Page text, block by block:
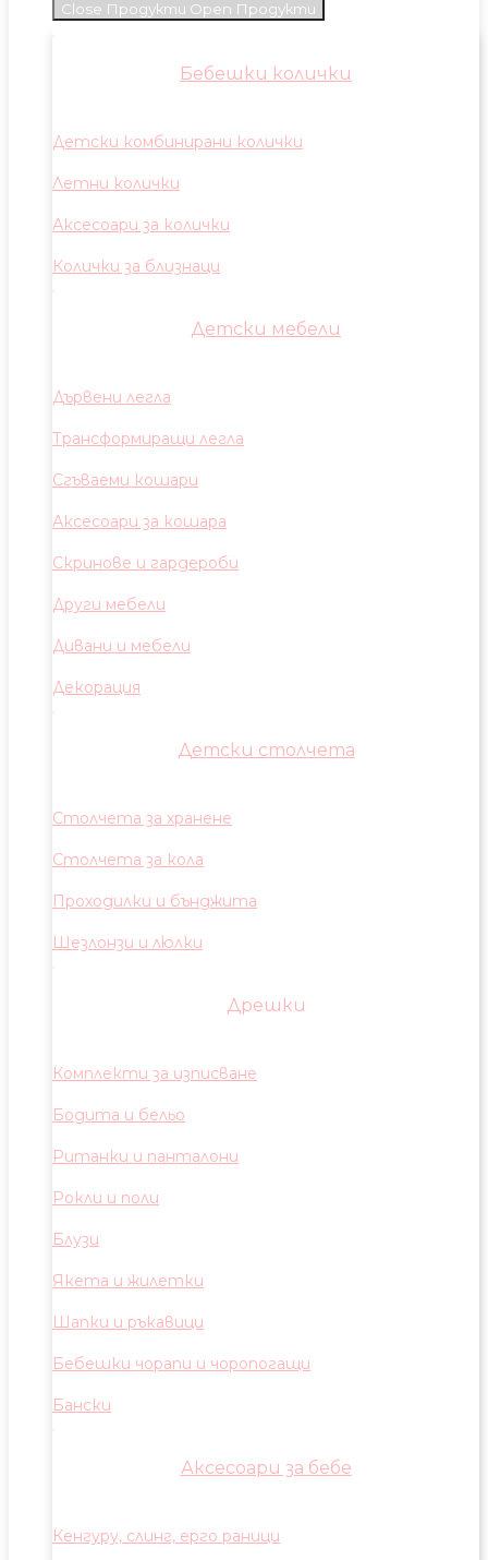
Close Продукти Open Продукти
Бебешки колички
Детски комбинирани колички
Летни колички
Аксесоари за колички
Колички за близнаци
Детски мебели
Дървени легла
Трансформиращи легла
Сгъваеми кошари
Аксесоари за кошара
Скринове и гардероби
Други мебели
Дивани и мебели
Декорация
Детски столчета
Столчета за хранене
Столчета за кола
Проходилки и бънджита
Шезлонзи и люлки
Дрешки
Комплекти за изписване
Бодита и бельо
Ританки и панталони
Рокли и поли
Блузи
Якета и жилетки
Шапки и ръкавици
Бебешки чорапи и чоропогащи
Бански
Аксесоари за бебе
Кенгуру, слинг, ерго раници